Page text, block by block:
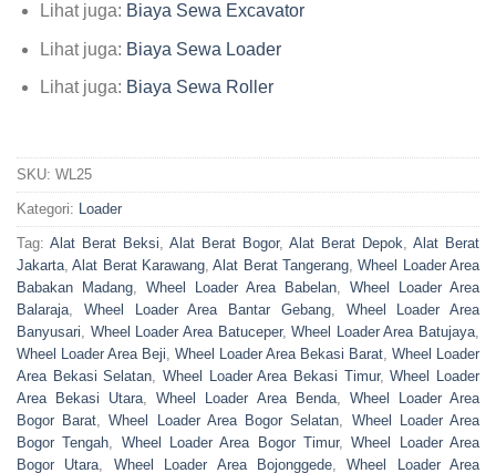
Lihat juga: Biaya Sewa Excavator
Lihat juga: Biaya Sewa Loader
Lihat juga: Biaya Sewa Roller
SKU: WL25
Kategori: Loader
Tag: Alat Berat Beksi, Alat Berat Bogor, Alat Berat Depok, Alat Berat
Jakarta,Alat Berat Karawang,Alat Berat Tangerang,Wheel Loader Area
Babakan Madang, Wheel Loader Area Babelan, Wheel Loader Area
Balaraja, Wheel Loader Area Bantar Gebang, Wheel Loader Area
Banyusari, Wheel Loader Area Batuceper,Wheel Loader Area Batujaya,
Wheel Loader Area Beji, Wheel Loader Area Bekasi Barat, Wheel Loader
Area Bekasi Selatan,Wheel Loader Area Bekasi Timur,Wheel Loader
Area Bekasi Utara,Wheel Loader Area Benda, Wheel Loader Area
Bogor Barat,Wheel Loader Area Bogor Selatan, Wheel Loader Area
Bogor Tengah, Wheel Loader Area Bogor Timur,Wheel Loader Area
Bogor Utara, Wheel Loader Area Bojonggede,Wheel Loader Area